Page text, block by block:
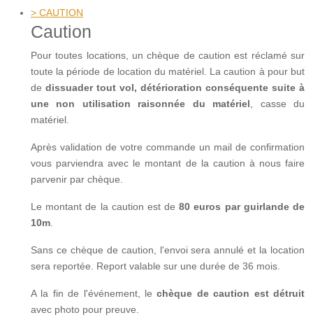
> CAUTION
Caution
Pour toutes locations, un chèque de caution est réclamé sur
toute la période de location du matériel. La caution à pour but
de dissuader tout vol, détérioration conséquente suite à
une non utilisation raisonnée du matériel , casse du
matériel.
Après validation de votre commande un mail de confirmation
vous parviendra avec le montant de la caution à nous faire
parvenir par chèque.
Le montant de la caution est de80 euros par guirlande de
10m
Sans ce chèque de caution, l'envoi sera annulé et la location
sera reportée. Report valable sur une durée de 36 mois.
A la fin de l'événement, lechèque de caution est détruit
avec photo pour preuve.